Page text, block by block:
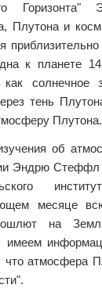
Плутона и
к планете
как солнечное
тень
Плутона.
об
Эндрю Стеффл
месяце
на
что атмосфера